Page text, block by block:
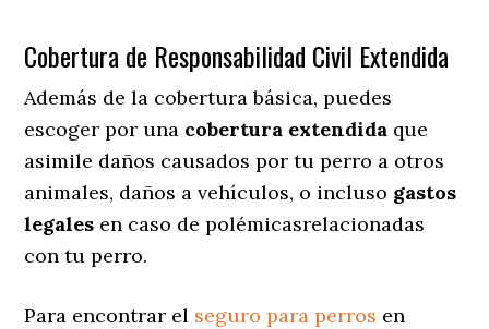
Cobertura de Responsabilidad Civil Extendida
Además de la cobertura básica, puedes
escoger por una cobertura extendida que
asimile daños causados por tu perro a otros
animales, daños a vehículos, o incluso gastos
legales en caso de polémicasrelacionadas
con tu perro.
Para encontrar el seguro para perros en